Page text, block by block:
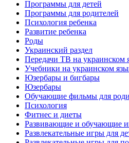
Программы для детей
Программы для родителей
Психология ребенка
Развитие ребенка
Роды
Украинский раздел
Передачи ТВ на украинском
Учебники на украинском
Юзербары и бигбары
Юзербары
Обучающие фильмы для
Психология
Фитнес и диеты
Развивающие и обучающие
Развлекательные игры для